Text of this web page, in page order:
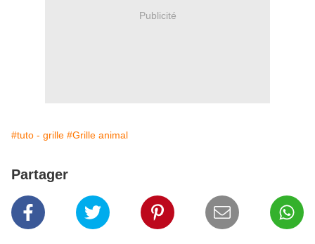
Publicité
#tuto - grille #Grille animal
Partager